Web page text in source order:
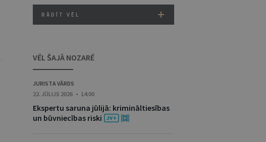
RĀDĪT VĒL
VĒL ŠAJĀ NOZARĒ
JURISTA VĀRDS
22. JŪLIJS 2026 • 14:00
Ekspertu saruna jūlijā: krimināltiesības
un būvniecības riski